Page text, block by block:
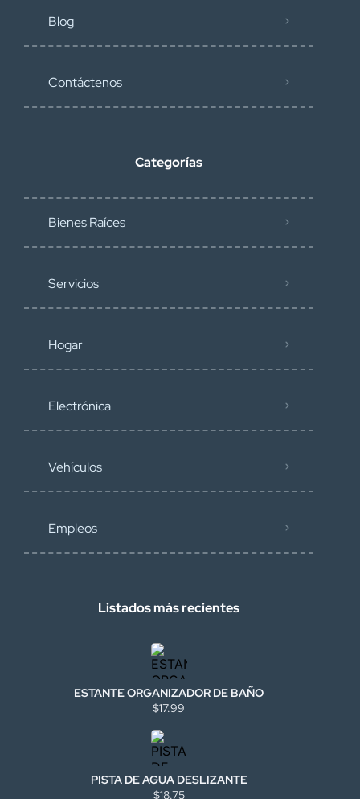
Blog
Contáctenos
Categorías
Bienes Raíces
Servicios
Hogar
Electrónica
Vehículos
Empleos
Listados más recientes
ESTANTE ORGANIZADOR DE BAÑO
$17.99
PISTA DE AGUA DESLIZANTE
$18.75